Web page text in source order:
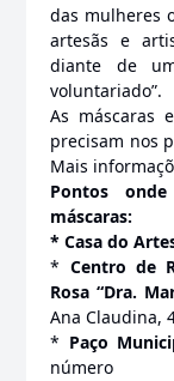
das mulheres
artesãs e
diante de
voluntariado”.
As máscaras
precisam nos
Mais
Pontos
máscaras:
* Casa do
* Centro de
Rosa “Dra.
Ana Claudina,
* Paço
número